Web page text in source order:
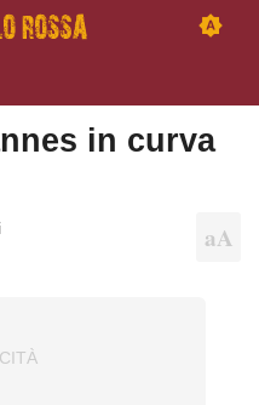
in curva